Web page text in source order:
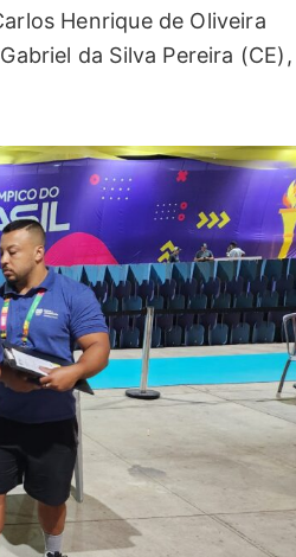
Henrique de Oliveira
da Silva Pereira (CE),